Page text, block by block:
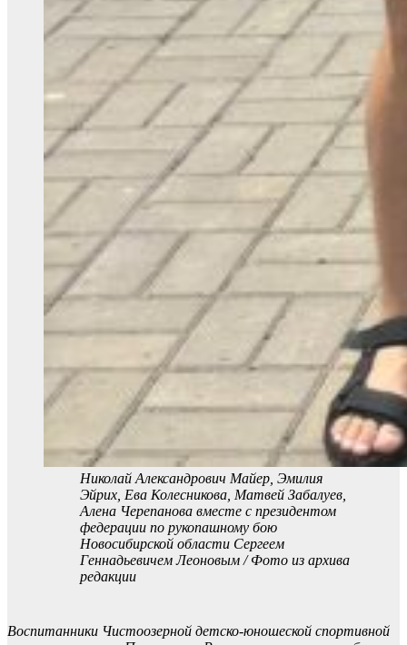
Николай Александрович Майер, Эмилия
Эйрих, Ева Колесникова, Матвей Забалуев,
Алена Черепанова вместе с президентом
федерации по рукопашному бою
Новосибирской области Сергеем
Геннадьевичем Леоновым / Фото из архива
редакции
Воспитанники Чистоозерной детско-юношеской спортивной